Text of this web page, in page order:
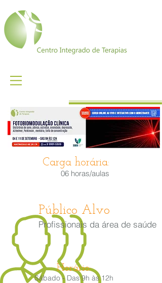
Carga horária:
06 horas/aulas
Público Alvo
Profissionais da área de saúde
Horário:
Sábado - Das 9h às 12h